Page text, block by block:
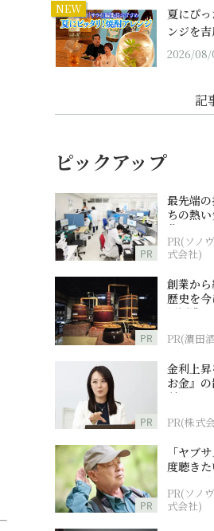
NEW
夏にぴ
ンジを
2026/08/
記
ピックアップ
PR
最先端
ちの熱
作られ
イド補
PR(ソノ
式会社)
PR
創業か
歴史を
田酒造
PR(濵田
PR
金利上
お金』
討
PR(株式
PR
「ヤブ
度聴き
ャレン
PR(ソノ
式会社)